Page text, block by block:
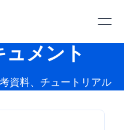
ュメント
資料、チュートリアル